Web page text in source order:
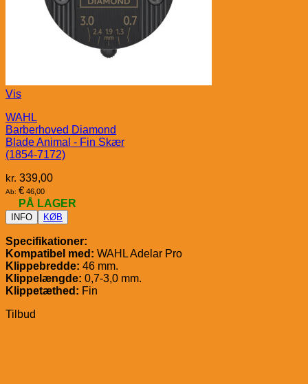
Vis
WAHL
Barberhoved Diamond
Blade Animal - Fin Skær
(1854-7172)
kr. 339,00
Ab: € 46,00
PÅ LAGER
INFO KØB
Specifikationer:
Kompatibel med: WAHL Adelar Pro
Klippebredde: 46 mm.
Klippelængde: 0,7-3,0 mm.
Klippetæthed: Fin
Tilbud